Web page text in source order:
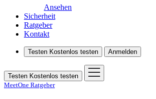
Ansehen
Sicherheit
Ratgeber
Kontakt
Testen Kostenlos testen Anmelden
Testen Kostenlos testen
MeetOne Ratgeber